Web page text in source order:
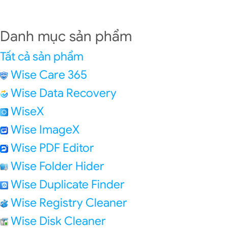
Danh mục sản phẩm
Tất cả sản phẩm
Wise Care 365
Wise Data Recovery
WiseX
Wise ImageX
Wise PDF Editor
Wise Folder Hider
Wise Duplicate Finder
Wise Registry Cleaner
Wise Disk Cleaner